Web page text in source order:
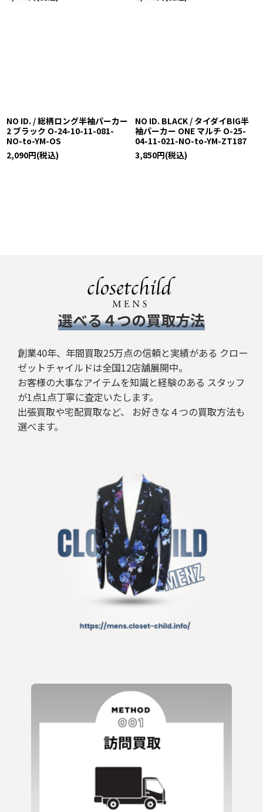
NO ID. / 総柄ロング半袖パーカー
2 ブラック O-24-10-11-081-
NO-to-YM-OS
2,090円(税込)
NO ID. BLACK / タイダイBIG半
袖パーカー ONE マルチ O-25-
04-11-021-NO-to-YM-ZT187
3,850円(税込)
​選べる４つの買取方法
創業40年、年間買取25万点の信頼と実績がある クロー
ゼットチャイルドは全国12店舗展開中。
お客様の大事なアイテムを知識と経験のある スタッフ
が1点1点丁寧に査定いたします。
出張買取や宅配買取など、 お好きな４つの買取方法も
選べます。